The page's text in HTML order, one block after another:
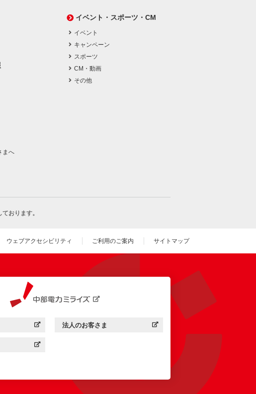
まへ
イベント・スポーツ・CM
イベント
キャンペーン
スポーツ
CM・動画
その他
おります。
ウェブアクセシビリティ ご利用のご案内 サイトマップ
開きます） 中部電力ミライズ：
法人のお客さま
（新しいウィンドウを開きます）
開きます）